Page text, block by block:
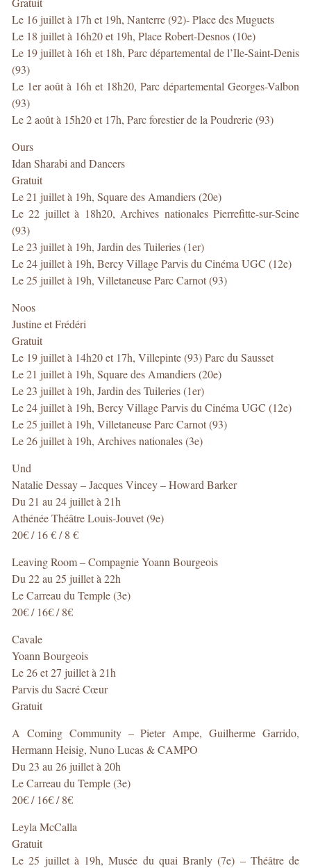
Le 16 juillet à 17h et 19h, Nanterre (92)- Place des Muguets
Le 18 juillet à 16h20 et 19h, Place Robert-Desnos (10e)
Le 19 juillet à 16h et 18h, Parc départemental de l’Ile-Saint-Denis
(93)
Le 1er août à 16h et 18h20, Parc départemental Georges-Valbon
(93)
Le 2 août à 15h20 et 17h, Parc forestier de la Poudrerie (93)
Ours
Idan Sharabi and Dancers
Gratuit
Le 21 juillet à 19h, Square des Amandiers (20e)
Le 22 juillet à 18h20, Archives nationales Pierrefitte-sur-Seine
(93)
Le 23 juillet à 19h, Jardin des Tuileries (1er)
Le 24 juillet à 19h, Bercy Village Parvis du Cinéma UGC (12e)
Le 25 juillet à 19h, Villetaneuse Parc Carnot (93)
Noos
Justine et Frédéri
Gratuit
Le 19 juillet à 14h20 et 17h, Villepinte (93) Parc du Sausset
Le 21 juillet à 19h, Square des Amandiers (20e)
Le 23 juillet à 19h, Jardin des Tuileries (1er)
Le 24 juillet à 19h, Bercy Village Parvis du Cinéma UGC (12e)
Le 25 juillet à 19h, Villetaneuse Parc Carnot (93)
Le 26 juillet à 19h, Archives nationales (3e)
Und
Natalie Dessay – Jacques Vincey – Howard Barker
Du 21 au 24 juillet à 21h
Athénée Théâtre Louis-Jouvet (9e)
20€ / 16 € / 8 €
Leaving Room – Compagnie Yoann Bourgeois
Du 22 au 25 juillet à 22h
Le Carreau du Temple (3e)
20€ / 16€ / 8€
Cavale
Yoann Bourgeois
Le 26 et 27 juillet à 21h
Parvis du Sacré Cœur
Gratuit
A Coming Community – Pieter Ampe, Guilherme Garrido,
Hermann Heisig, Nuno Lucas & CAMPO
Du 23 au 26 juillet à 20h
Le Carreau du Temple (3e)
20€ / 16€ / 8€
Leyla McCalla
Gratuit
Le 25 juillet à 19h, Musée du quai Branly (7e) – Théâtre de